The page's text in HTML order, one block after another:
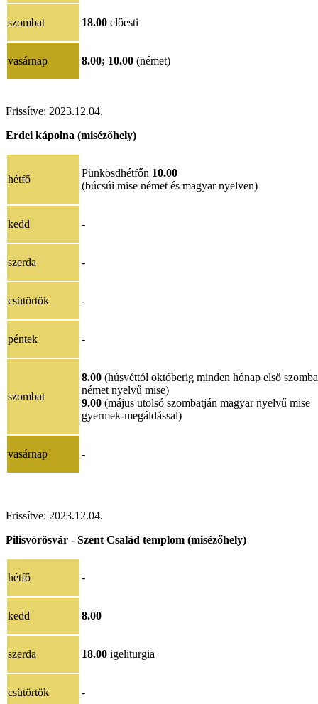
szombat 18.00 előesti
vasárnap 8.00; 10.00 (német)
Frissítve: 2023.12.04.
Erdei kápolna (misézőhely)
hétfő
Pünkösdhétfőn 10.00
(búcsúi mise német és magyar nyelven)
kedd -
szerda -
csütörtök -
péntek -
szombat
8.00 (húsvéttól októberig minden hónap első
német nyelvű mise)
9.00 (május utolsó szombatján magyar nyelvű mise
gyermek-megáldással)
vasárnap -
Frissítve: 2023.12.04.
Pilisvörösvár - Szent Család templom (misézőhely)
hétfő -
kedd 8.00
szerda 18.00 igeliturgia
csütörtök -